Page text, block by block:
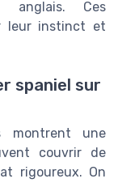
anglais. Ces
leur instinct et
spaniel sur
montrent une
couvrir de
rigoureux. On